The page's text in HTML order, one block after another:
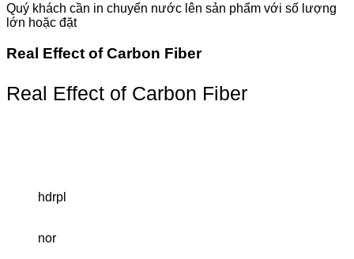
Quý khách cần in chuyển nước lên sản phẩm với số lượng
lớn hoặc đặt
Real Effect of Carbon Fiber
Real Effect of Carbon Fiber
hdrpl
nor